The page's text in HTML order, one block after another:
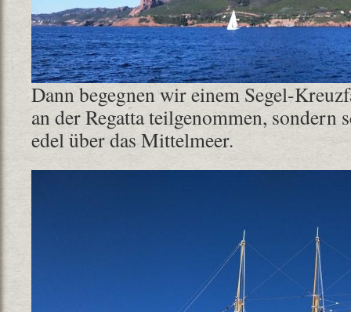
Dann begegnen wir einem Segel-
an der Regatta teilgenommen, sondern
edel über das Mittelmeer.